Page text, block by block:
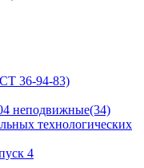
36-94-83)
неподвижные(34)
технологических
4